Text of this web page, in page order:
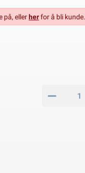
på, ellerherfor å bli kunde.